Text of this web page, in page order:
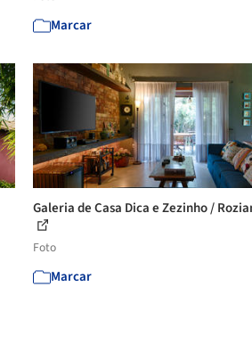
Marcar
Galeria de Casa Dica e Zezinho /
Foto
Marcar